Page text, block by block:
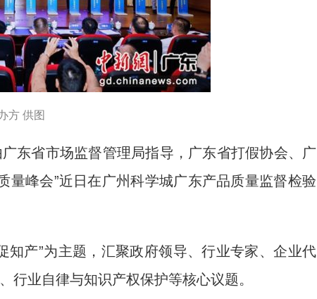
方 供图
省市场监督管理局指导，广东省打假协会、广
量峰会”近日在广州科学城广东产品质量监督检验
产”为主题，汇聚政府领导、行业专家、企业代
行业自律与知识产权保护等核心议题。